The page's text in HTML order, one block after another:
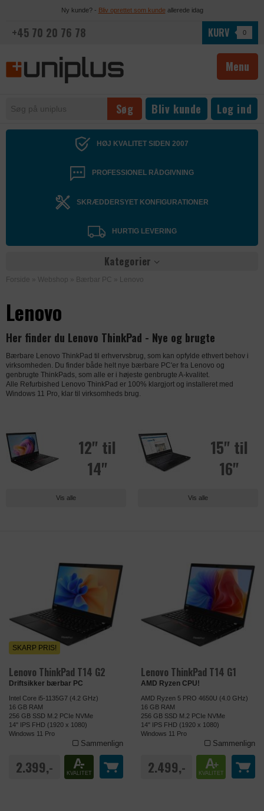
Ny kunde? - Bliv oprettet som kundeallerede idag
+45 70 20 76 78 KURV 0
Menu
Bliv kunde Log ind
HØJ KVALITET SIDEN 2007
PROFESSIONEL RÅDGIVNING
SKRÆDDERSYET KONFIGURATIONER
HURTIG LEVERING
Kategorier
Forside » Webshop » Bærbar PC » Lenovo
Lenovo
Her finder du Lenovo ThinkPad - Nye og brugte
Bærbare Lenovo ThinkPad til erhvervsbrug, som kan opfylde ethvert behov i
virksomheden. Du finder både helt nye bærbare PC'er fra Lenovo og
genbrugte ThinkPads, som alle er i højeste genbrugte A-kvalitet.
Alle Refurbished Lenovo ThinkPad er 100% klargjort og installeret med
Windows 11 Pro, klar til virksomheds brug.
12" til
14"
Vis alle
15" til
16"
Vis alle
Lenovo ThinkPad T14 G2
Driftsikker bærbar PC
SKARP PRIS!
Intel Core i5-1135G7 (4.2 GHz)
16 GB RAM
256 GB SSD M.2 PCIe NVMe
14" IPS FHD (1920 x 1080)
Windows 11 Pro
Sammenlign
2.399,- A-
KVALITET
Lenovo ThinkPad T14 G1
AMD Ryzen CPU!
AMD Ryzen 5 PRO 4650U (4.0 GHz)
16 GB RAM
256 GB SSD M.2 PCIe NVMe
14" IPS FHD (1920 x 1080)
Windows 11 Pro
Sammenlign
2.499,- A+
KVALITET